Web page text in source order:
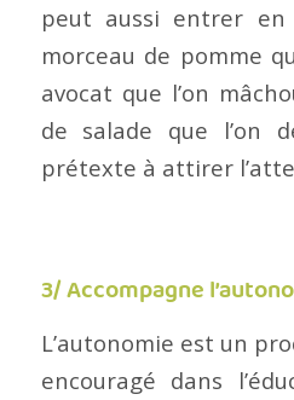
peut aussi entrer en
morceau de pomme
avocat que l’on
de salade que l’on
prétexte à attirer
3/ Accompagne
L’autonomie est un
encouragé dans